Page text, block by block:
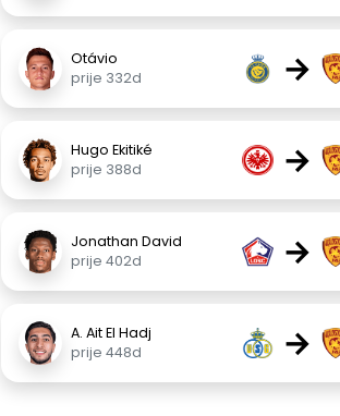
Otávio
prije 332d
→
Hugo Ekitiké
prije 388d
→
Jonathan David
prije 402d
→
A. Ait El Hadj
prije 448d
→